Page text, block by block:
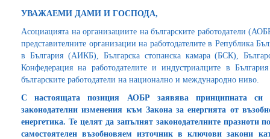
УВАЖАЕМИ ДАМИ И ГОСПОДА,
Асоциацията на организациите на българските работодатели
представителните организации на работодателите в Република
в България (АИКБ), Българска стопанска камара (БСК),
Конфедерация на работодателите и индустриалците в
българските работодатели на национално и международно ниво.
С настоящата позиция АОБР заявява принципната си
законодателни изменения към Закона за енергията от
енергетика. Те целят да запълнят законодателните празноти
самостоятелен възобновяем източник в ключови закони